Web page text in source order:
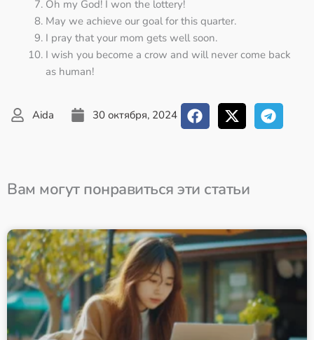
Oh my God! I won the lottery!
May we achieve our goal for this quarter.
I pray that your mom gets well soon.
I wish you become a crow and will never come back
as human!
Aida 30 октября, 2024
Вам могут понравиться эти статьи